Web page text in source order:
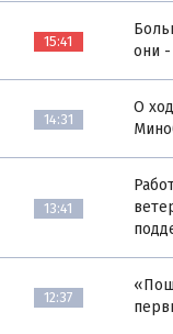
15:41
они -
14:31
О
13:41
12:37